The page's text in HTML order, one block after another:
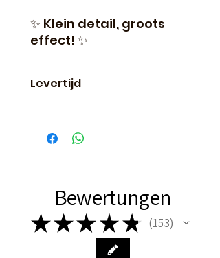
✨ Klein detail, groots
effect! ✨
Levertijd
vaak de volgende dag al in
huis!
Bewertungen
★★★ ★ ★ 153
153